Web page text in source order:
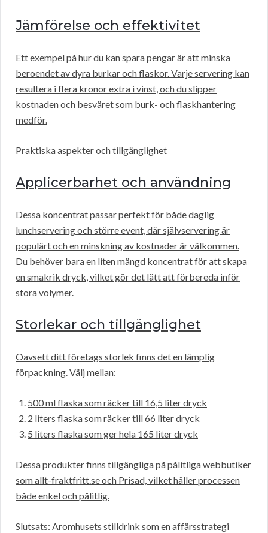
Jämförelse och effektivitet
Ett exempel på hur du kan spara pengar är att minska
beroendet av dyra burkar och flaskor. Varje servering kan
resultera i flera kronor extra i vinst, och du slipper
kostnaden och besväret som burk- och flaskhantering
medför.
Praktiska aspekter och tillgänglighet
Applicerbarhet och användning
Dessa koncentrat passar perfekt för både daglig
lunchservering och större event, där självservering är
populärt och en minskning av kostnader är välkommen.
Du behöver bara en liten mängd koncentrat för att skapa
en smakrik dryck, vilket gör det lätt att förbereda inför
stora volymer.
Storlekar och tillgänglighet
Oavsett ditt företags storlek finns det en lämplig
förpackning. Välj mellan:
500 ml flaska som räcker till 16,5 liter dryck
2 liters flaska som räcker till 66 liter dryck
5 liters flaska som ger hela 165 liter dryck
Dessa produkter finns tillgängliga på pålitliga webbutiker
som allt-fraktfritt.se och Prisad, vilket håller processen
både enkel och pålitlig.
Slutsats: Aromhusets stilldrink som en affärsstrategi